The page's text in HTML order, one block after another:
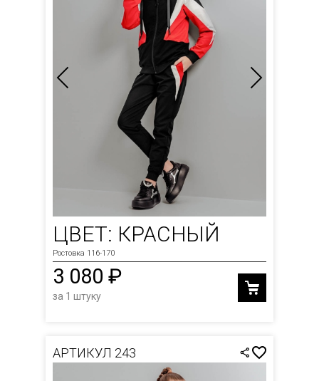
ЦВЕТ: КРАСНЫЙ
Ростовка 116-170
3 080 ₽
за 1 штуку
АРТИКУЛ 243